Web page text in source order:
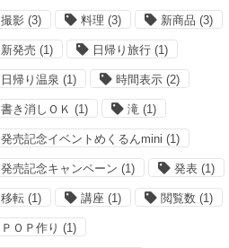
撮影 (3) 料理 (3) 新商品 (3)
新発売 (1) 日帰り旅行 (1)
日帰り温泉 (1) 時間表示 (2)
書き消しＯＫ (1) 滝 (1)
発売記念イベントめくるんmini (1)
発売記念キャンペーン (1) 発表 (1)
移転 (1) 講座 (1) 閲覧数 (1)
ＰＯＰ作り (1)